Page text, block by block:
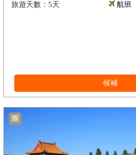
5天 航班
候補
團